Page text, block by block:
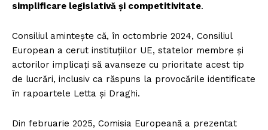
simplificare legislativă și competitivitate.
Consiliul amintește că, în octombrie 2024, Consiliul
European a cerut instituțiilor UE, statelor membre și
actorilor implicați să avanseze cu prioritate acest tip
de lucrări, inclusiv ca răspuns la provocările identificate
în rapoartele Letta și Draghi.
Din februarie 2025, Comisia Europeană a prezentat